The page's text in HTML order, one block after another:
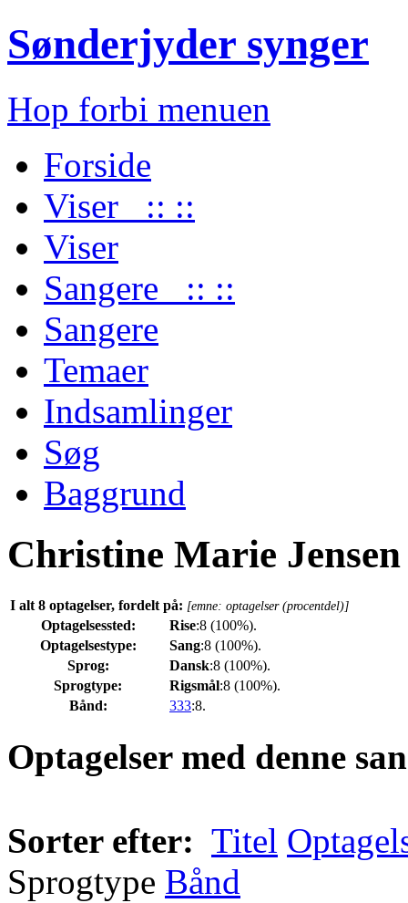
Sønderjyder synger
Hop forbi menuen
Forside
Viser :: ::
Viser
Sangere :: ::
Sangere
Temaer
Indsamlinger
Søg
Baggrund
Christine Marie Jensen
I alt 8 optagelser, fordelt på: [emne: optagelser (procentdel)]
Optagelsessted: Rise:8 (100%).
Optagelsestype:
Sang:8 (100%).
Sprog:
Dansk:8 (100%).
Sprogtype:
Rigsmål:8 (100%).
Bånd:
333:8.
Optagelser med denne
Sorter efter: Titel
Sprogtype Bånd